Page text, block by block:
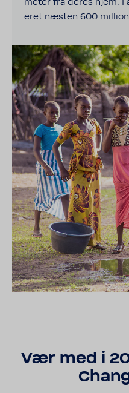
eret næsten 600
Vær med i